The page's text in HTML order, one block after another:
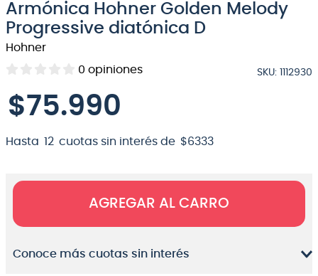
Armónica Hohner Golden Melody
Progressive diatónica D
Hohner
0 opiniones SKU: 1112930
$75.990
Hasta 12 cuotas sin interés de $6333
AGREGAR AL CARRO
Conoce más cuotas sin interés
6.
guitarra
7.
teclado
.
micrófono
10. violin